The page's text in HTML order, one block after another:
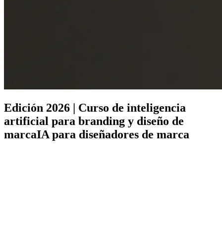
Edición 2026 | Curso de inteligencia
artificial para branding y diseño de
marcaIA para diseñadores de marca